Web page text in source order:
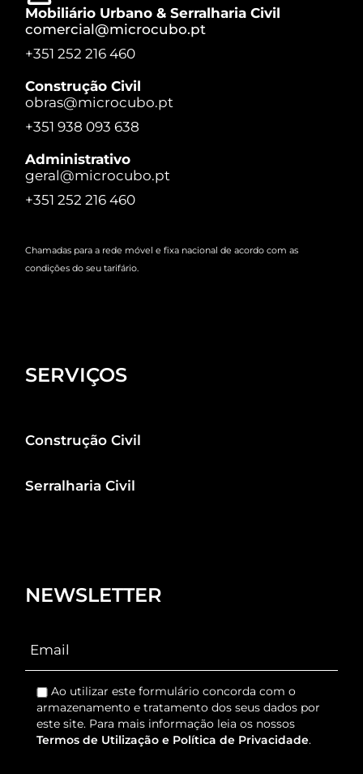
Mobiliário Urbano & Serralharia Civil
comercial@microcubo.pt
+351 252 216 460
Construção Civil
obras@microcubo.pt
+351 938 093 638
Administrativo
geral@microcubo.pt
+351 252 216 460
Chamadas para a rede móvel e fixa nacional de acordo com as
condições do seu tarifário.
SERVIÇOS
Construção Civil
Serralharia Civil
NEWSLETTER
Ao utilizar este formulário concorda com o
armazenamento e tratamento dos seus dados por
este site. Para mais informação leia os nossos
Termos de Utilização e Política de Privacidade.